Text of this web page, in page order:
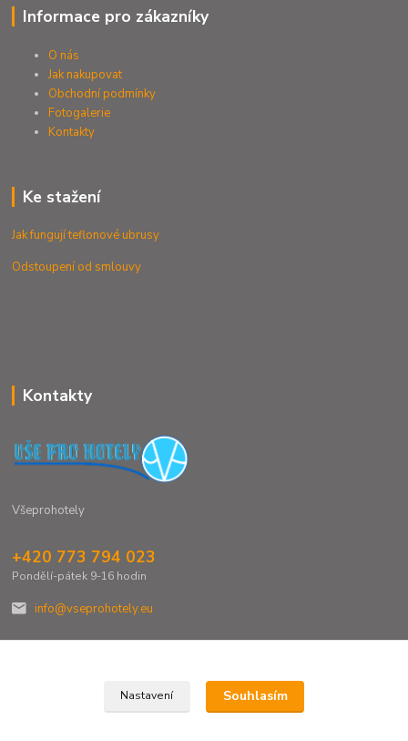
Informace pro zákazníky
O nás
Jak nakupovat
Obchodní podmínky
Fotogalerie
Kontakty
Ke stažení
Jak fungují teflonové ubrusy
Odstoupení od smlouvy
Kontakty
Všeprohotely
+420 773 794 023
Pondělí-pátek 9-16 hodin
info@vseprohotely.eu
Upravit sběr cookies.
Nastavení Souhlasím